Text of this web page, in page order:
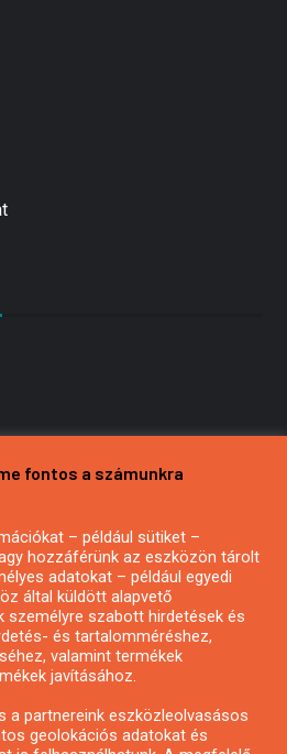
vagy hírlevél
fontos a számunkra
– például sütiket –
hozzáférünk az eszközön tárolt
adatokat – például egyedi
által küldött alapvető
személyre szabott hirdetések és
és tartalomméréshez,
valamint termékek
javításához.
a partnereink eszközleolvasásos
geolokációs adatokat és